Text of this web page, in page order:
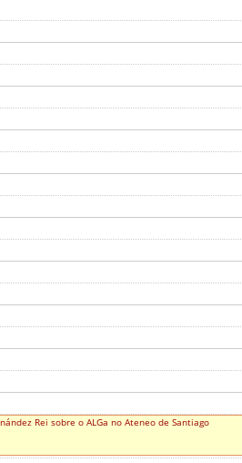
Rei sobre o ALGa no Ateneo de Santiago